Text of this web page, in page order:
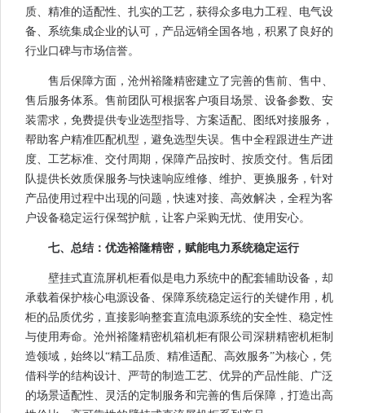
质、精准的适配性、扎实的工艺，获得众多电力工程、电气设
备、系统集成企业的认可，产品远销全国各地，积累了良好的
行业口碑与市场信誉。
售后保障方面，沧州裕隆精密建立了完善的售前、售中、
售后服务体系。售前团队可根据客户项目场景、设备参数、安
装需求，免费提供专业选型指导、方案适配、图纸对接服务，
帮助客户精准匹配机型，避免选型失误。售中全程跟进生产进
度、工艺标准、交付周期，保障产品按时、按质交付。售后团
队提供长效质保服务与快速响应维修、维护、更换服务，针对
产品使用过程中出现的问题，快速对接、高效解决，全程为客
户设备稳定运行保驾护航，让客户采购无忧、使用安心。
七、总结：优选裕隆精密，赋能电力系统稳定运行
壁挂式直流屏机柜看似是电力系统中的配套辅助设备，却
承载着保护核心电源设备、保障系统稳定运行的关键作用，机
柜的品质优劣，直接影响整套直流电源系统的安全性、稳定性
与使用寿命。沧州裕隆精密机箱机柜有限公司深耕精密机柜制
造领域，始终以“精工品质、精准适配、高效服务”为核心，凭
借科学的结构设计、严苛的制造工艺、优异的产品性能、广泛
的场景适配性、灵活的定制服务和完善的售后保障，打造出高